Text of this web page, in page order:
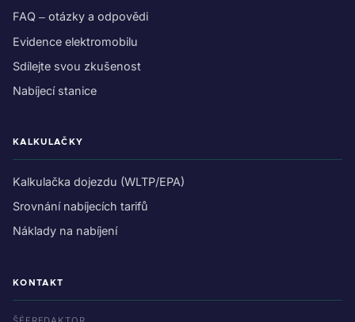
FAQ – otázky a odpovědi
Evidence elektromobilu
Sdílejte svou zkušenost
Nabíjecí stanice
KALKULAČKY
Kalkulačka dojezdu (WLTP/EPA)
Srovnání nabíjecích tarifů
Náklady na nabíjení
KONTAKT